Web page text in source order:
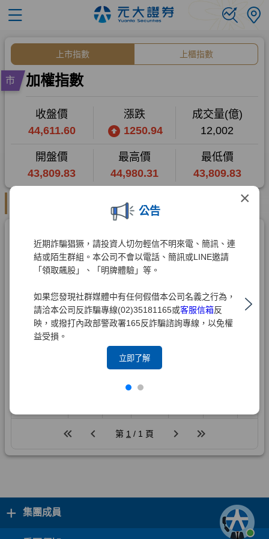
×
公告
近期詐騙猖獗，請投資人切勿輕信不明來電、簡訊、連
結或陌生群組。本公司不會以電話、簡訊或LINE邀請
「領取飆股」、「明牌體驗」等。
如果您發現社群媒體中有任何假借本公司名義之行為，
請洽本公司反詐騙專線(02)35181165或客服信箱反
映，或撥打內政部警政署165反詐騙諮詢專線，以免權
益受損。
立即了解
+ 集團成員